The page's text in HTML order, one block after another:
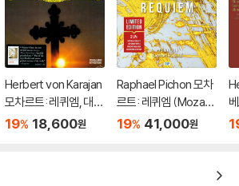
Herbert von Karajan
모차르트: 레퀴엠, 대관
식 미사 (Mozart: Req
19% 18,600원
Raphael Pichon 모차
르트: 레퀴엠 (Mozart:
Requiem in d minor,
19% 41,000원